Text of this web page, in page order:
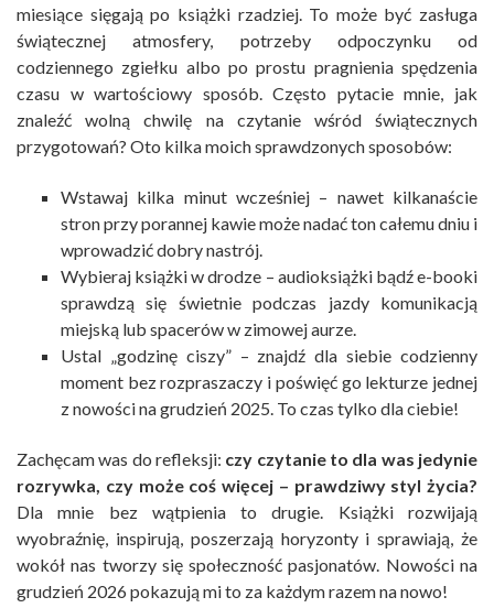
miesiące sięgają po książki rzadziej. To może być zasługa
świątecznej atmosfery, potrzeby odpoczynku od
codziennego zgiełku albo po prostu pragnienia spędzenia
czasu w wartościowy sposób. Często pytacie mnie, jak
znaleźć wolną chwilę na czytanie wśród świątecznych
przygotowań? Oto kilka moich sprawdzonych sposobów:
Wstawaj kilka minut wcześniej – nawet kilkanaście
stron przy porannej kawie może nadać ton całemu dniu i
wprowadzić dobry nastrój.
Wybieraj książki w drodze – audioksiążki bądź e-booki
sprawdzą się świetnie podczas jazdy komunikacją
miejską lub spacerów w zimowej aurze.
Ustal „godzinę ciszy” – znajdź dla siebie codzienny
moment bez rozpraszaczy i poświęć go lekturze jednej
z nowości na grudzień 2025. To czas tylko dla ciebie!
Zachęcam was do refleksji: czy czytanie to dla was jedynie
rozrywka, czy może coś więcej – prawdziwy styl życia?
Dla mnie bez wątpienia to drugie. Książki rozwijają
wyobraźnię, inspirują, poszerzają horyzonty i sprawiają, że
wokół nas tworzy się społeczność pasjonatów. Nowości na
grudzień 2026 pokazują mi to za każdym razem na nowo!